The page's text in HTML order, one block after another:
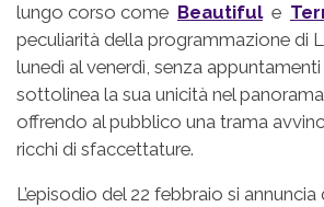
lungo corso come Beautiful e
peculiarità della programmazione di
lunedì al venerdì, senza
sottolinea la sua unicità nel
offrendo al pubblico una trama
ricchi di sfaccettature.
L’episodio del 22 febbraio si